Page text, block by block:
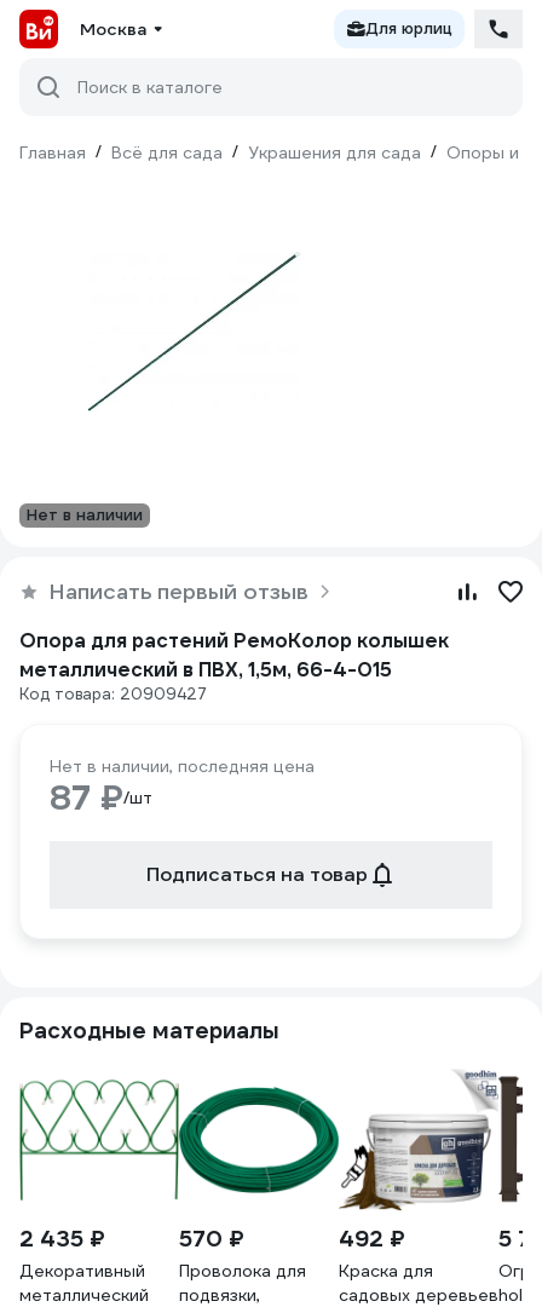
Москва Для юрлиц
Поиск в каталоге
Главная / Всё для сада / Украшения для сада / Опоры и
Нет в наличии
Написать первый отзыв
Опора для растений РемоКолор колышек
металлический в ПВХ, 1,5м, 66-4-015
Код товара: 20909427
Нет в наличии, последняя цена
87 ₽/шт
Подписаться на товар
Расходные материалы
2 435 ₽
Декоративный
металлический
570 ₽
Проволока для
подвязки,
492 ₽
Краска для
садовых деревьев
5